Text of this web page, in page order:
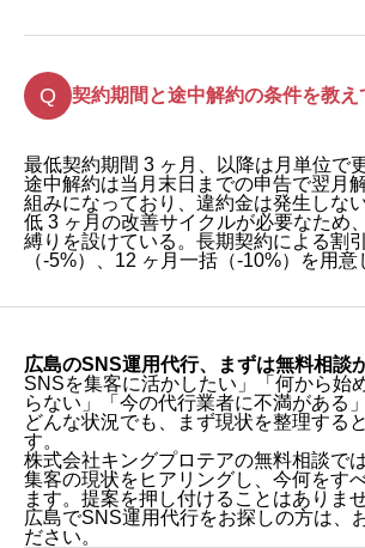
契約期間と途中解約の条件を教え
最低契約期間 3 ヶ月、以降は月単位で
途中解約は当月末日までの申告で翌月
組みになっており、違約金は発生しな
低 3 ヶ月の改善サイクルが必要なため
縛りを設けている。長期契約による割
（-5%）、12 ヶ月一括（-10%）を用意
広島のSNS運用代行、まずは無料相談
SNSを集客に活かしたい」「何から始
らない」「今の代行業者に不満がある」
どんな状況でも、まず現状を整理する
す。
株式会社キングプロテアの無料相談で
集客の現状をヒアリングし、今何をす
ます。提案を押し付けることはありませ
広島でSNS運用代行をお探しの方は、
ださい。